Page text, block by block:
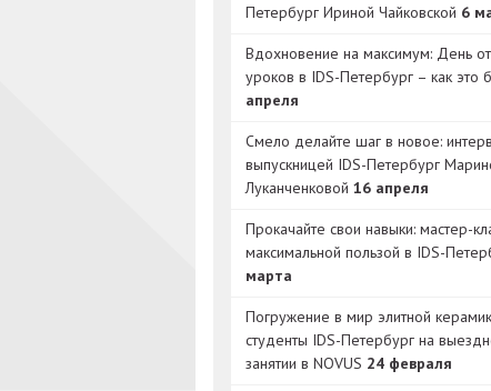
Петербург Ириной Чайковской 6
Вдохновение на максимум: День
уроков в IDS-Петербург – как это
апреля
Смело делайте шаг в новое:
выпускницей IDS-Петербург
Луканченковой 16 апреля
Прокачайте свои навыки: мастер-
максимальной пользой в IDS-
марта
Погружение в мир элитной
студенты IDS-Петербург на
занятии в NOVUS 24 февраля